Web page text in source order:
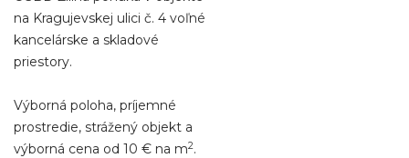
na Kragujevskej ulici č. 4 voľné
kancelárske a skladové
priestory.
Výborná poloha, príjemné
prostredie, strážený objekt a
výborná cena od 10 € na m2.